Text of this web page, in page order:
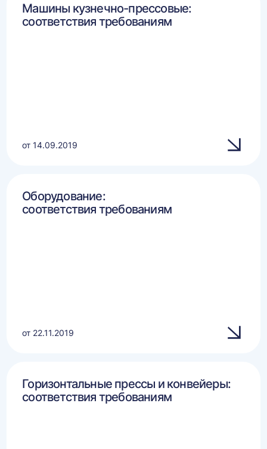
Машины кузнечно-прессовые:
соответствия требованиям
от 14.09.2019
Оборудование:
соответствия требованиям
от 22.11.2019
Горизонтальные прессы и конвейеры:
соответствия требованиям